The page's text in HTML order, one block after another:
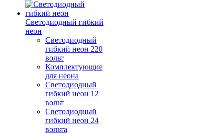
Светодиодный гибкий
неон
Светодиодный
гибкий неон 220
вольт
Комплектующие
для неона
Светодиодный
гибкий неон 12
вольт
Светодиодный
гибкий неон 24
вольта